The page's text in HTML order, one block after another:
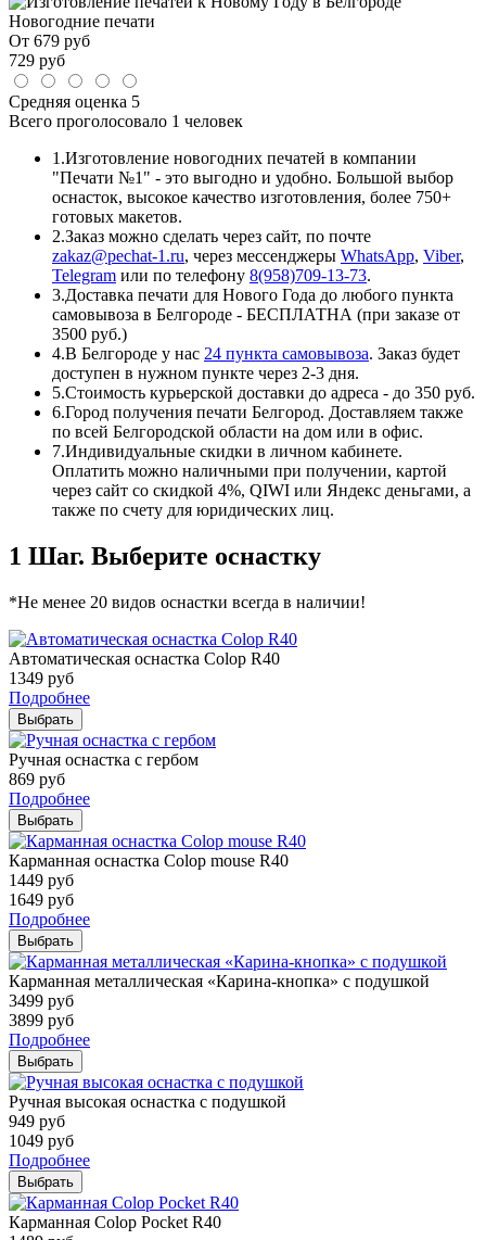
Новогодние печати
От 679 руб
729 руб
Средняя оценка 5
Всего проголосовало 1 человек
1.Изготовление новогодних печатей в компании
"Печати №1" - это выгодно и удобно. Большой выбор
оснасток, высокое качество изготовления, более 750+
готовых макетов.
2.Заказ можно сделать через сайт, по почте
zakaz@pechat-1.ru, через мессенджеры WhatsApp, Viber,
Telegram или по телефону 8(958)709-13-73.
3.Доставка печати для Нового Года до любого пункта
самовывоза в Белгороде - БЕСПЛАТНА (при заказе от
3500 руб.)
4.В Белгороде у нас 24 пункта самовывоза. Заказ будет
доступен в нужном пункте через 2-3 дня.
5.Стоимость курьерской доставки до адреса - до 350 руб.
6.Город получения печати Белгород. Доставляем также
по всей Белгородской области на дом или в офис.
7.Индивидуальные скидки в личном кабинете.
Оплатить можно наличными при получении, картой
через сайт со скидкой 4%, QIWI или Яндекс деньгами, а
также по счету для юридических лиц.
1 Шаг. Выберите оснастку
*Не менее 20 видов оснастки всегда в наличии!
Автоматическая оснастка Colop R40
1349 руб
Подробнее
Выбрать
Ручная оснастка с гербом
869 руб
Подробнее
Выбрать
Карманная оснастка Colop mouse R40
1449 руб
1649 руб
Подробнее
Выбрать
Карманная металлическая «Карина-кнопка» с подушкой
3499 руб
3899 руб
Подробнее
Выбрать
Ручная высокая оснастка с подушкой
949 руб
1049 руб
Подробнее
Выбрать
Карманная Colop Pocket R40